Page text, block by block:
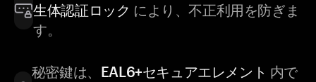
生体認証ロック により、不正利用を防ぎま
す。
秘密鍵は、 EAL6+セキュアエレメント 内で